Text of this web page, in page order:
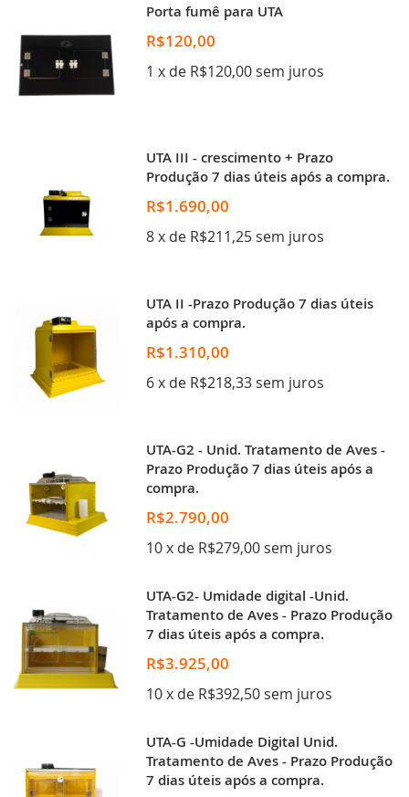
Porta fumê para UTA
R$120,00
1 x de R$120,00 sem juros
UTA III - crescimento + Prazo
Produção 7 dias úteis após a compra.
R$1.690,00
8 x de R$211,25 sem juros
UTA II -Prazo Produção 7 dias úteis
após a compra.
R$1.310,00
6 x de R$218,33 sem juros
UTA-G2 - Unid. Tratamento de Aves -
Prazo Produção 7 dias úteis após a
compra.
R$2.790,00
10 x de R$279,00 sem juros
UTA-G2- Umidade digital -Unid.
Tratamento de Aves - Prazo Produção
7 dias úteis após a compra.
R$3.925,00
10 x de R$392,50 sem juros
UTA-G -Umidade Digital Unid.
Tratamento de Aves - Prazo Produção
7 dias úteis após a compra.